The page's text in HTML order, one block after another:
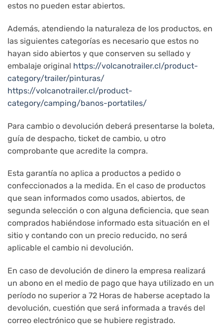
estos no pueden estar abiertos.
Además, atendiendo la naturaleza de los productos, en
las siguientes categorías es necesario que estos no
hayan sido abiertos y que conserven su sellado y
embalaje original https://volcanotrailer.cl/product-
category/trailer/pinturas/
https://volcanotrailer.cl/product-
category/camping/banos-portatiles/
Para cambio o devolución deberá presentarse la boleta,
guía de despacho, ticket de cambio, u otro
comprobante que acredite la compra.
Esta garantía no aplica a productos a pedido o
confeccionados a la medida. En el caso de productos
que sean informados como usados, abiertos, de
segunda selección o con alguna deficiencia, que sean
comprados habiéndose informado esta situación en el
sitio y contando con un precio reducido, no será
aplicable el cambio ni devolución.
En caso de devolución de dinero la empresa realizará
un abono en el medio de pago que haya utilizado en un
período no superior a 72 Horas de haberse aceptado la
devolución, cuestión que será informada a través del
correo electrónico que se hubiere registrado.